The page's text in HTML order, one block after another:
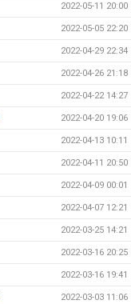
2022-05-11 20:00
2022-05-05 22:20
2022-04-29 22:34
2022-04-26 21:18
2022-04-22 14:27
2022-04-20 19:06
2022-04-13 10:11
2022-04-11 20:50
2022-04-09 00:01
2022-04-07 12:21
2022-03-25 14:21
2022-03-16 20:25
2022-03-16 19:41
2022-03-03 11:06